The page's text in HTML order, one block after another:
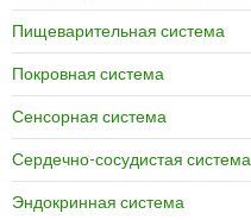
Пищеварительная система
Покровная система
Сенсорная система
Сердечно-сосудистая система
Эндокринная система